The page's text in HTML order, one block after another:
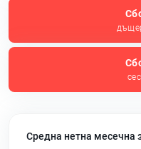
Средна нетна месечна